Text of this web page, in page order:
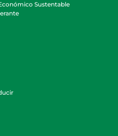
Sustentable